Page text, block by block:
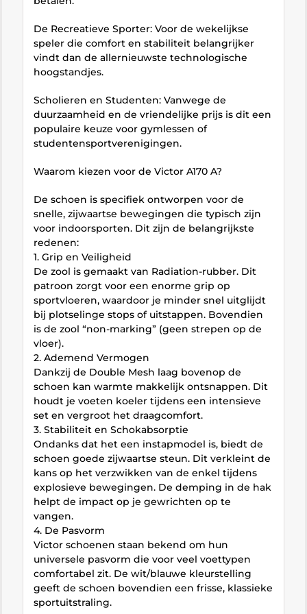
De Recreatieve Sporter: Voor de wekelijkse
speler die comfort en stabiliteit belangrijker
vindt dan de allernieuwste technologische
hoogstandjes.
Scholieren en Studenten: Vanwege de
duurzaamheid en de vriendelijke prijs is dit een
populaire keuze voor gymlessen of
studentensportverenigingen.
Waarom kiezen voor de Victor A170 A?
De schoen is specifiek ontworpen voor de
snelle, zijwaartse bewegingen die typisch zijn
voor indoorsporten. Dit zijn de belangrijkste
redenen:
1. Grip en Veiligheid
De zool is gemaakt van Radiation-rubber. Dit
patroon zorgt voor een enorme grip op
sportvloeren, waardoor je minder snel uitglijdt
bij plotselinge stops of uitstappen. Bovendien
is de zool “non-marking” (geen strepen op de
vloer).
2. Ademend Vermogen
Dankzij de Double Mesh laag bovenop de
schoen kan warmte makkelijk ontsnappen. Dit
houdt je voeten koeler tijdens een intensieve
set en vergroot het draagcomfort.
3. Stabiliteit en Schokabsorptie
Ondanks dat het een instapmodel is, biedt de
schoen goede zijwaartse steun. Dit verkleint de
kans op het verzwikken van de enkel tijdens
explosieve bewegingen. De demping in de hak
helpt de impact op je gewrichten op te
vangen.
4. De Pasvorm
Victor schoenen staan bekend om hun
universele pasvorm die voor veel voettypen
comfortabel zit. De wit/blauwe kleurstelling
geeft de schoen bovendien een frisse, klassieke
sportuitstraling.